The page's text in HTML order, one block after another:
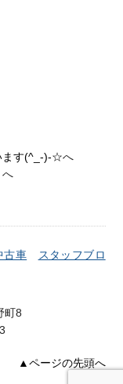
ます(^_-)-☆へ
へ
古車
スタッフブロ
町8
▲ページの先頭へ